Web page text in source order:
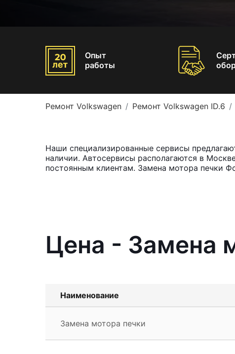
Опыт
работы
Ремонт Volkswagen Ремонт Volkswagen ID.6
Наши специализированные сервисы
наличии. Автосервисы располагаются в
постоянным клиентам. Замена мотора печки
Цена - Замена
Наименование
Замена мотора печки